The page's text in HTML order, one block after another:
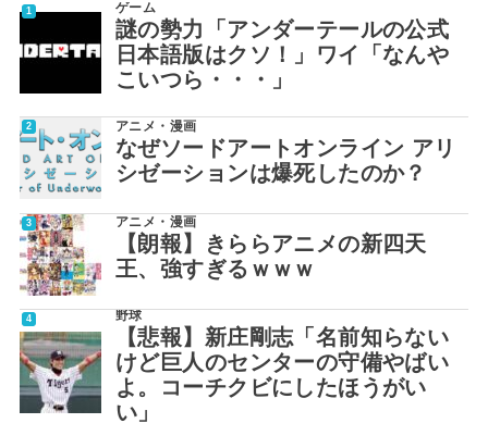
ゲーム
謎の勢力「アンダーテールの公式
日本語版はクソ！」ワイ「なんや
こいつら・・・」
アニメ・漫画
なぜソードアートオンライン アリ
シゼーションは爆死したのか？
アニメ・漫画
【朗報】きららアニメの新四天
王、強すぎるｗｗｗ
野球
【悲報】新庄剛志「名前知らない
けど巨人のセンターの守備やばい
よ。コーチクビにしたほうがい
い」